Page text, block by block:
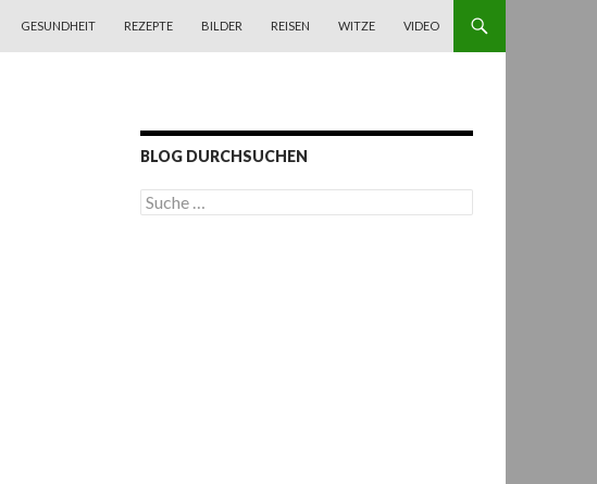
GESUNDHEIT REZEPTE BILDER REISEN WITZE VIDEO
BLOG DURCHSUCHEN
S
u